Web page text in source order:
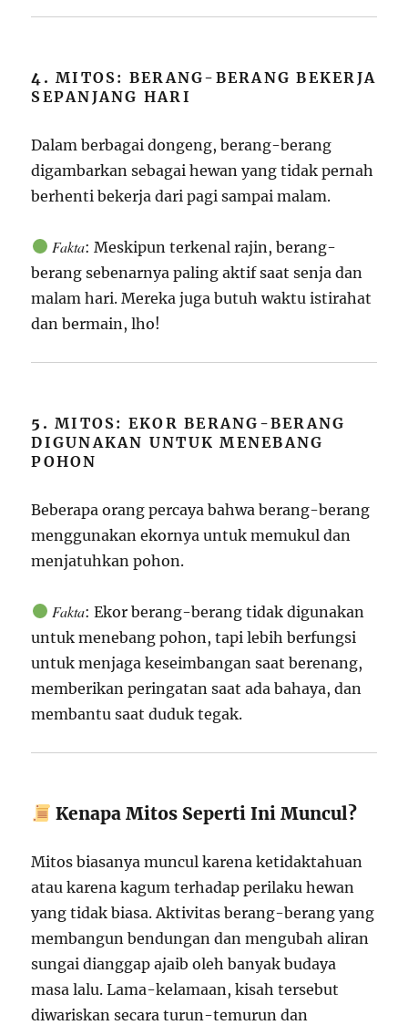
4.MITOS: BERANG-BERANG BEKERJA
SEPANJANG HARI
Dalam berbagai dongeng, berang-berang
digambarkan sebagai hewan yang tidak pernah
berhenti bekerja dari pagi sampai malam.
Fakta: Meskipun terkenal rajin, berang-
berang sebenarnya paling aktif saat senja dan
malam hari. Mereka juga butuh waktu istirahat
dan bermain, lho!
5.MITOS: EKOR BERANG-BERANG
DIGUNAKAN UNTUK MENEBANG
POHON
Beberapa orang percaya bahwa berang-berang
menggunakan ekornya untuk memukul dan
menjatuhkan pohon.
Fakta: Ekor berang-berang tidak digunakan
untuk menebang pohon, tapi lebih berfungsi
untuk menjaga keseimbangan saat berenang,
memberikan peringatan saat ada bahaya, dan
membantu saat duduk tegak.
Kenapa Mitos Seperti Ini Muncul?
Mitos biasanya muncul karena ketidaktahuan
atau karena kagum terhadap perilaku hewan
yang tidak biasa. Aktivitas berang-berang yang
membangun bendungan dan mengubah aliran
sungai dianggap ajaib oleh banyak budaya
masa lalu. Lama-kelamaan, kisah tersebut
diwariskan secara turun-temurun dan